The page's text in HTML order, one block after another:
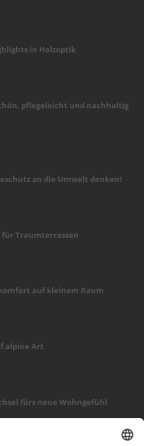
in Holzoptik
pflegeleicht und nachhaltig
an die Umwelt denken!
für Traumterrassen
auf kleinem Raum
alpine Art
fürs neue Wohngefühl